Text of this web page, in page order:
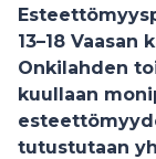
13–18
Onkilahden
kuullaan
tutustutaan